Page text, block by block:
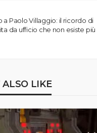
a Paolo Villaggio: il ricordo di
da ufficio che non esiste più
LIKE